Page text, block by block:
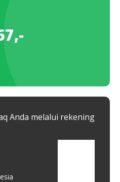
Anda melalui rekening